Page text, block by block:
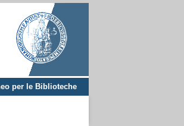
per le Biblioteche